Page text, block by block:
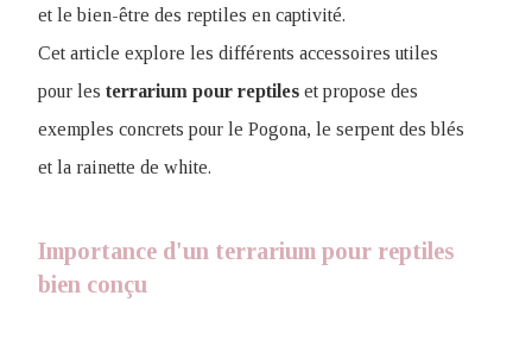
et le bien-être des reptiles en captivité.
Cet article explore les différents accessoires utiles
pour les terrarium pour reptiles et propose des
exemples concrets pour le Pogona, le serpent des blés
et la rainette de white.
Importance d'un terrarium pour reptiles
bien conçu